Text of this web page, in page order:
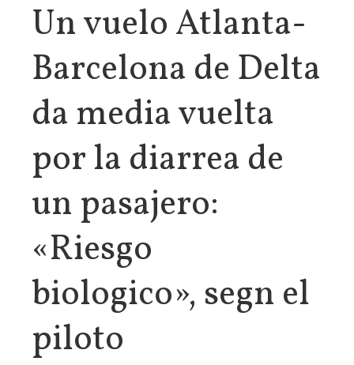
Un vuelo Atlanta-
Barcelona de Delta
da media vuelta
por la diarrea de
un pasajero:
«Riesgo
biologico», segn el
piloto